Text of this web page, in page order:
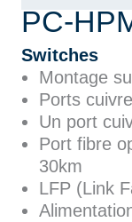
PC-
Switches
Montage
Ports
Un port
Port fibre
30km
LFP (Link